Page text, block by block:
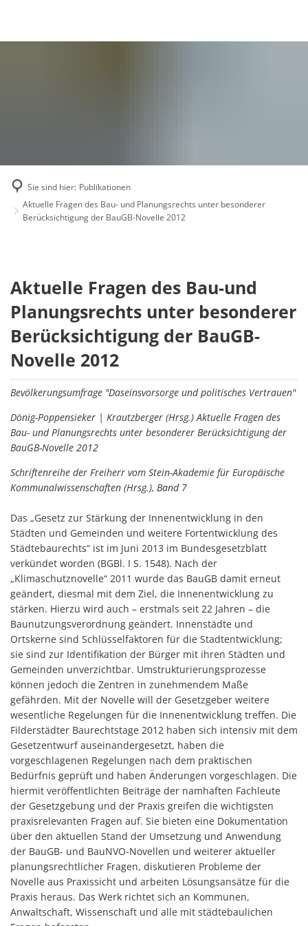
Mitglied werden
Mitgliederversammlung
Veranstaltungen
Akademie aktuell
Sie sind hier: Publikationen
Aktuelle Fragen des Bau- und Planungsrechts unter besonderer
Berücksichtigung der BauGB-Novelle 2012
Aktuelle
Fragen
des
Bau-
und
Planungsrechts
unter
besonderer
Berücksichtigung
BauGB-
Novelle
2012
Aktuelle Fragen des Bau-und
Planungsrechts unter besonderer
Berücksichtigung der BauGB-
Novelle 2012
Bevölkerungsumfrage "Daseinsvorsorge und politisches Vertrauen"
Dönig-Poppensieker | Krautzberger (Hrsg.) Aktuelle Fragen des
Bau- und Planungsrechts unter besonderer Berücksichtigung der
BauGB-Novelle 2012
Schriftenreihe der Freiherr vom Stein-Akademie für Europäische
Kommunalwissenschaften (Hrsg.), Band 7
Das „Gesetz zur Stärkung der Innenentwicklung in den
Städten und Gemeinden und weitere Fortentwicklung des
Städtebaurechts“ ist im Juni 2013 im Bundesgesetzblatt
verkündet worden (BGBl. I S. 1548). Nach der
„Klimaschutznovelle“ 2011 wurde das BauGB damit erneut
geändert, diesmal mit dem Ziel, die Innenentwicklung zu
stärken. Hierzu wird auch – erstmals seit 22 Jahren – die
Baunutzungsverordnung geändert. Innenstädte und
Ortskerne sind Schlüsselfaktoren für die Stadtentwicklung;
sie sind zur Identifikation der Bürger mit ihren Städten und
Gemeinden unverzichtbar. Umstrukturierungsprozesse
können jedoch die Zentren in zunehmendem Maße
gefährden. Mit der Novelle will der Gesetzgeber weitere
wesentliche Regelungen für die Innenentwicklung treffen. Die
Filderstädter Baurechtstage 2012 haben sich intensiv mit dem
Gesetzentwurf auseinandergesetzt, haben die
vorgeschlagenen Regelungen nach dem praktischen
Bedürfnis geprüft und haben Änderungen vorgeschlagen. Die
hiermit veröffentlichten Beiträge der namhaften Fachleute
der Gesetzgebung und der Praxis greifen die wichtigsten
praxisrelevanten Fragen auf. Sie bieten eine Dokumentation
über den aktuellen Stand der Umsetzung und Anwendung
der BauGB- und BauNVO-Novellen und weiterer aktueller
planungsrechtlicher Fragen, diskutieren Probleme der
Novelle aus Praxissicht und arbeiten Lösungsansätze für die
Praxis heraus. Das Werk richtet sich an Kommunen,
Anwaltschaft, Wissenschaft und alle mit städtebaulichen